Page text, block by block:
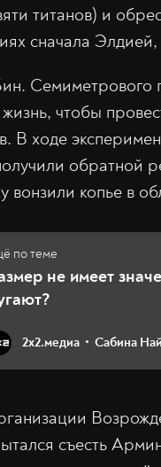
титанов) и
сначала
Семиметрового
чтобы
В ходе
обратной
копье в
не имеет
2х2.медиа Сабина
съесть